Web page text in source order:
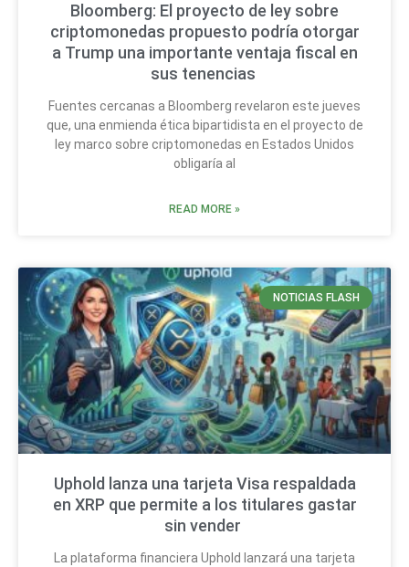
Bloomberg: El proyecto de ley sobre
criptomonedas propuesto podría otorgar
a Trump una importante ventaja fiscal en
sus tenencias
Fuentes cercanas a Bloomberg revelaron este jueves
que, una enmienda ética bipartidista en el proyecto de
ley marco sobre criptomonedas en Estados Unidos
obligaría al
READ MORE »
NOTICIAS FLASH
Uphold lanza una tarjeta Visa respaldada
en XRP que permite a los titulares gastar
sin vender
La plataforma financiera Uphold lanzará una tarjeta